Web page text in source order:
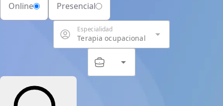
Online Presencial
Terapia ocupacional
Especialidad arrow_drop_down
Servicio
arrow_drop_down